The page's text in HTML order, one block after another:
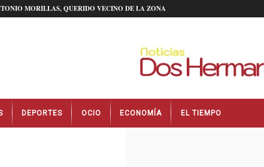
MORILLAS, QUERIDO VECINO DE LA ZONA
DEPORTES OCIO ECONOMÍA EL TIEMPO